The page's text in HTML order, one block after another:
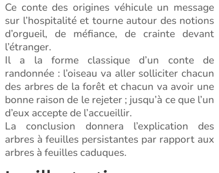
Ce conte des origines véhicule un message
sur l’hospitalité et tourne autour des notions
d’orgueil, de méfiance, de crainte devant
l’étranger.
Il a la forme classique d’un conte de
randonnée : l’oiseau va aller solliciter chacun
des arbres de la forêt et chacun va avoir une
bonne raison de le rejeter ; jusqu’à ce que l’un
d’eux accepte de l’accueillir.
La conclusion donnera l’explication des
arbres à feuilles persistantes par rapport aux
arbres à feuilles caduques.